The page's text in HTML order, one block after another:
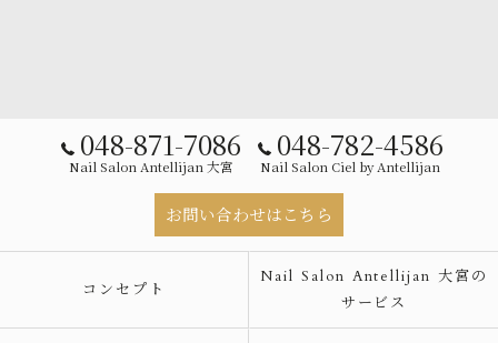
048-871-7086
Nail Salon Antellijan 大宮
048-782-4586
Nail Salon Ciel by Antellijan
お問い合わせはこちら
コンセプト
Nail Salon Antellijan 大宮の
サービス